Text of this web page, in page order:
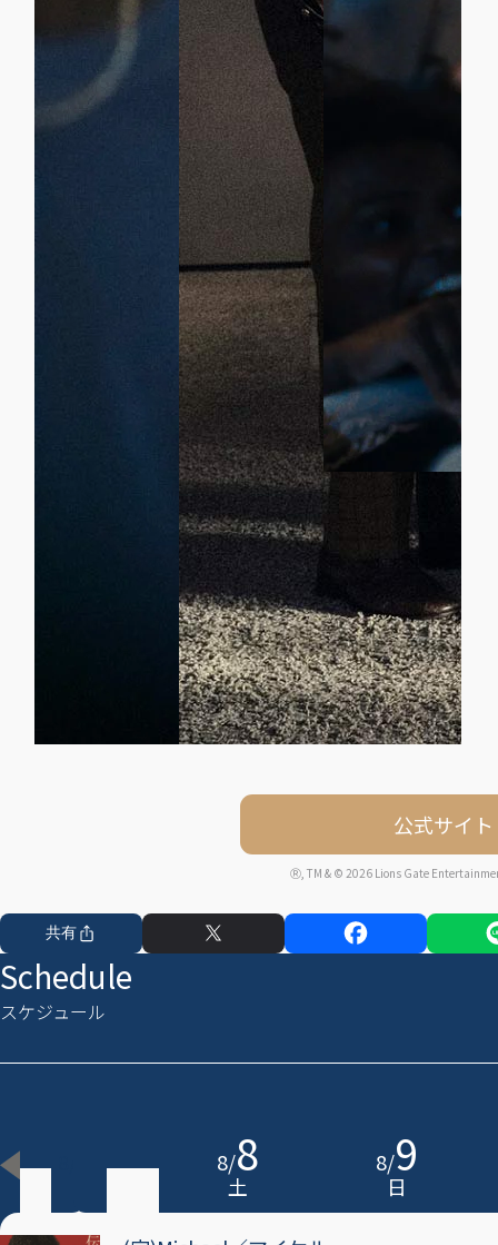
公式サイト
Ⓡ, TM & © 2026 Lions Gate
共有
Schedule
スケジュール
8/8
土
8/9
日